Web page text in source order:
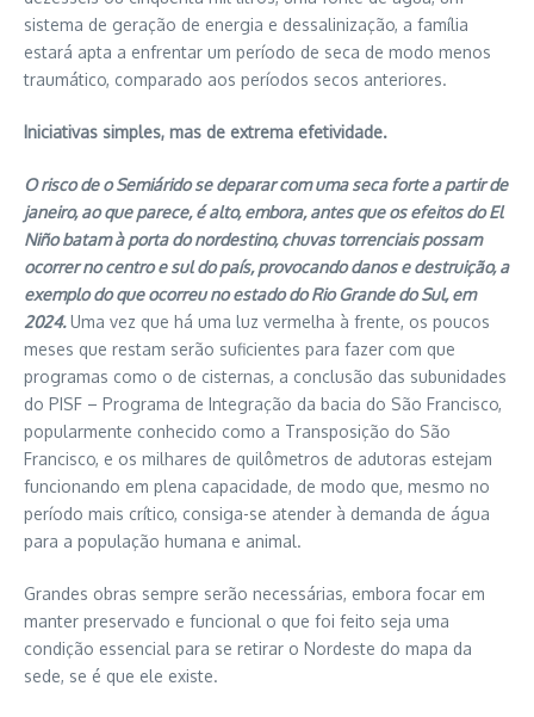
sistema de geração de energia e dessalinização, a família
estará apta a enfrentar um período de seca de modo menos
traumático, comparado aos períodos secos anteriores.
Iniciativas simples, mas de extrema efetividade.
O risco de o Semiárido se deparar com uma seca forte a partir de
janeiro, ao que parece, é alto, embora, antes que os efeitos do El
Niño batam à porta do nordestino, chuvas torrenciais possam
ocorrer no centro e sul do país, provocando danos e destruição, a
exemplo do que ocorreu no estado do Rio Grande do Sul, em
2024.Uma vez que há uma luz vermelha à frente, os poucos
meses que restam serão suficientes para fazer com que
programas como o de cisternas, a conclusão das subunidades
do PISF – Programa de Integração da bacia do São Francisco,
popularmente conhecido como a Transposição do São
Francisco, e os milhares de quilômetros de adutoras estejam
funcionando em plena capacidade, de modo que, mesmo no
período mais crítico, consiga-se atender à demanda de água
para a população humana e animal.
Grandes obras sempre serão necessárias, embora focar em
manter preservado e funcional o que foi feito seja uma
condição essencial para se retirar o Nordeste do mapa da
sede, se é que ele existe.